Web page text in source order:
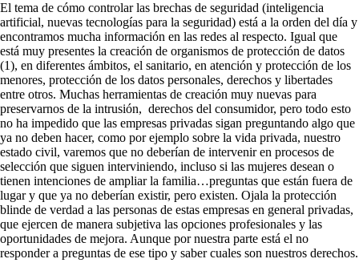
El tema de cómo controlar las brechas de seguridad (inteligencia
artificial, nuevas tecnologías para la seguridad) está a la orden del día y
encontramos mucha información en las redes al respecto. Igual que
está muy presentes la creación de organismos de protección de datos
(1), en diferentes ámbitos, el sanitario, en atención y protección de los
menores, protección de los datos personales, derechos y libertades
entre otros. Muchas herramientas de creación muy nuevas para
preservarnos de la intrusión, derechos del consumidor, pero todo esto
no ha impedido que las empresas privadas sigan preguntando algo que
ya no deben hacer, como por ejemplo sobre la vida privada, nuestro
estado civil, varemos que no deberían de intervenir en procesos de
selección que siguen interviniendo, incluso si las mujeres desean o
tienen intenciones de ampliar la familia…preguntas que están fuera de
lugar y que ya no deberían existir, pero existen. Ojala la protección
blinde de verdad a las personas de estas empresas en general privadas,
que ejercen de manera subjetiva las opciones profesionales y las
oportunidades de mejora. Aunque por nuestra parte está el no
responder a preguntas de ese tipo y saber cuales son nuestros derechos.